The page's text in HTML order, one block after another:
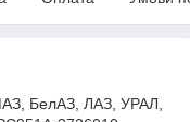
БелАЗ, ЛАЗ, УРАЛ,